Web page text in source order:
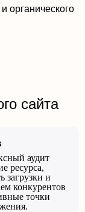
органического
сайта
аудит
ресурса,
загрузки и
конкурентов
точки